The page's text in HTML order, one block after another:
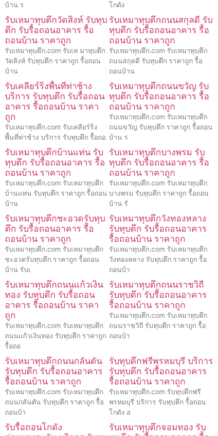
บ้าน ร
โกดัง
รับเหมาทุบตึกวัดสิงห์ รับทุบ
ตึก รับรื้อถอนอาคาร รื้อ
ถอนบ้าน ราคาถูก
รับเหมาทุบตึก.com รับเห มาทุบตึก
วัดสิงห์ รับทุบตึก ราคาถูก รื้อถอน
บ้าน
รับเหมาทุบตึกถนนสกุลดี รับ
ทุบตึก รับรื้อถอนอาคาร รื้อ
ถอนบ้าน ราคาถูก
รับเหมาทุบตึก.com รับเหมาทุบตึก
ถนนสกุลดี รับทุบตึก ราคาถูก รื้อ
ถอนบ้าน
รับเคลียร์ริ่งพื้นที่ท่าช้าง
บริการ รับทุบตึก รับรื้อถอน
อาคาร รื้อถอนบ้าน ราคา
ถูก
รับเหมาทุบตึก.com รับเคลียร์ริ่ง
พื้นที่ท่าช้าง บริการ รับทุบตึก รื้อถอ
รับเหมาทุบตึกถนนขวัญ รับ
ทุบตึก รับรื้อถอนอาคาร รื้อ
ถอนบ้าน ราคาถูก
รับเหมาทุบตึก.com รับเหมาทุบตึก
ถนนขวัญ รับทุบตึก ราคาถูก รื้อถอน
บ้าน ร
รับเหมาทุบตึกบ้านแท่น รับ
ทุบตึก รับรื้อถอนอาคาร รื้อ
ถอนบ้าน ราคาถูก
รับเหมาทุบตึก.com รับเหมาทุบตึก
บ้านแท่น รับทุบตึก ราคาถูก รื้อถอน
บ้าน
รับเหมาทุบตึกบางพรม รับ
ทุบตึก รับรื้อถอนอาคาร รื้อ
ถอนบ้าน ราคาถูก
รับเหมาทุบตึก.com รับเหมาทุบตึก
บางพรม รับทุบตึก ราคาถูก รื้อถอน
บ้าน รั
รับเหมาทุบตึกชะอวดรับทุบ
ตึก รับรื้อถอนอาคาร รื้อ
ถอนบ้าน ราคาถูก
รับเหมาทุบตึก.com รับเหมาทุบตึก
ชะอวดรับทุบตึก ราคาถูก รื้อถอน
บ้าน รับเ
รับเหมาทุบตึกวังทองหลาง
รับทุบตึก รับรื้อถอนอาคาร
รื้อถอนบ้าน ราคาถูก
รับเหมาทุบตึก.com รับเหมาทุบตึก
วังทองหลาง รับทุบตึก ราคาถูก รื้อ
ถอนบ้า
รับเหมาทุบตึกถนนแก้วเงิน
ทอง รับทุบตึก รับรื้อถอน
อาคาร รื้อถอนบ้าน ราคา
ถูก
รับเหมาทุบตึก.com รับเหมาทุบตึก
ถนนแก้วเงินทอง รับทุบตึก ราคาถูก
รื้อถอ
รับเหมาทุบตึกถนนราชวิถี
รับทุบตึก รับรื้อถอนอาคาร
รื้อถอนบ้าน ราคาถูก
รับเหมาทุบตึก.com รับเหมาทุบตึก
ถนนราชวิถี รับทุบตึก ราคาถูก รื้อ
ถอนบ้า
รับเหมาทุบตึกถนนกลันตัน
รับทุบตึก รับรื้อถอนอาคาร
รื้อถอนบ้าน ราคาถูก
รับเหมาทุบตึก.com รับเหมาทุบตึก
ถนนกลันตัน รับทุบตึก ราคาถูก รื้อ
ถอนบ้า
รับทุบตึกฟรีพรหมบุรี บริการ
รับทุบตึก รับรื้อถอนอาคาร
รื้อถอนบ้าน ราคาถูก
รับเหมาทุบตึก.com รับทุบตึกฟรี
พรหมบุรี บริการ รับทุบตึก รื้อถอน
โกดัง อ
รับรื้อถอนโกดัง
รับเหมาทุบตึกจอมทอง รับ